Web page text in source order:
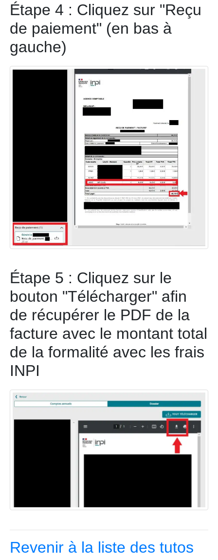
Étape 4 : Cliquez sur "Reçu
de paiement" (en bas à
gauche)
Étape 5 : Cliquez sur le
bouton "Télécharger" afin
de récupérer le PDF de la
facture avec le montant total
de la formalité avec les frais
INPI
Revenir à la liste des tutos